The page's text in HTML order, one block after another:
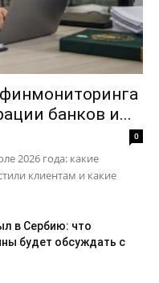
банков и...
0
2026 года: какие
клиентам и какие
в Сербию: что
будет обсуждать с